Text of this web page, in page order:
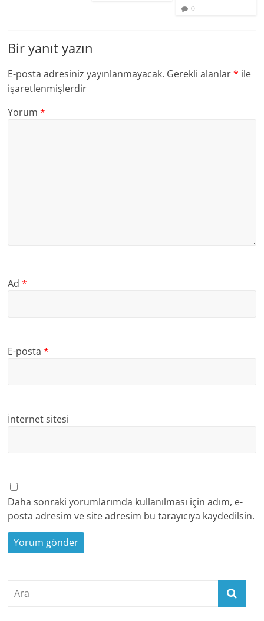
0
Bir yanıt yazın
E-posta adresiniz yayınlanmayacak. Gerekli alanlar* ile
işaretlenmişlerdir
Yorum*
Ad*
E-posta*
İnternet sitesi
Daha sonraki yorumlarımda kullanılması için adım, e-
posta adresim ve site adresim bu tarayıcıya kaydedilsin.